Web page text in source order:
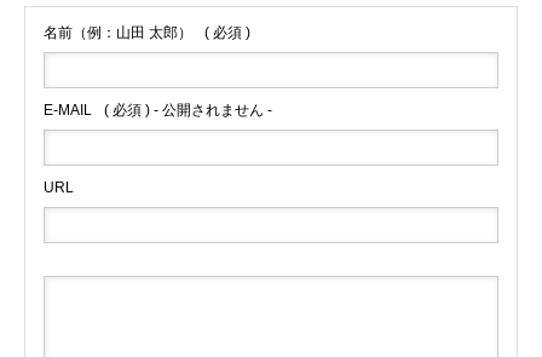
名前（例：山田 太郎） ( 必須 )
E-MAIL ( 必須 ) - 公開されません -
URL